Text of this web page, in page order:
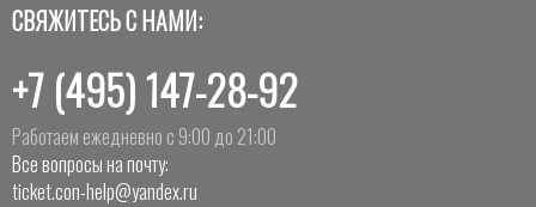
СВЯЖИТЕСЬ С НАМИ:
+7 (495) 147-28-92
Работаем ежедневно с 9:00 до 21:00
Все вопросы на почту:
ticket.con-help@yandex.ru